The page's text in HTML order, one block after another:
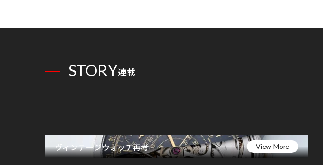
STORY連載
ヴィンテージウォッチ再考 View More